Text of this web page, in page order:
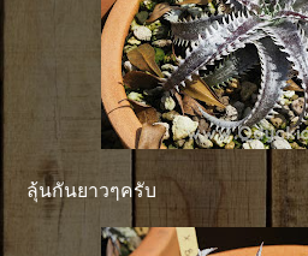
ลุ้นกันยาวๆครับ